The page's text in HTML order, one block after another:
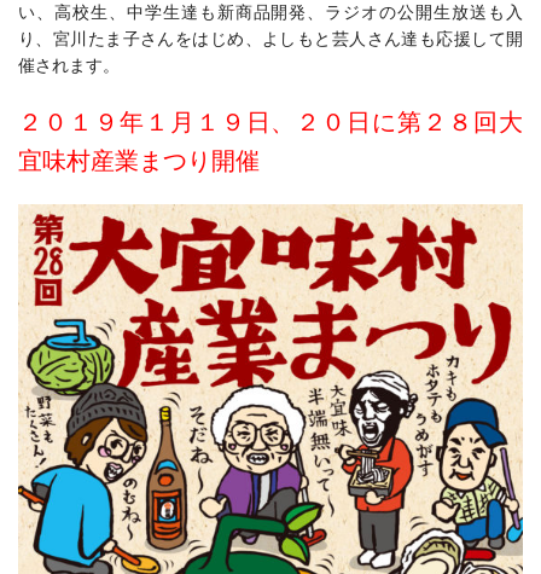
い、高校生、中学生達も新商品開発、ラジオの公開生放送も入
り、宮川たま子さんをはじめ、よしもと芸人さん達も応援して開
催されます。
２０１９年１月１９日、２０日に第２８回大
宜味村産業まつり開催